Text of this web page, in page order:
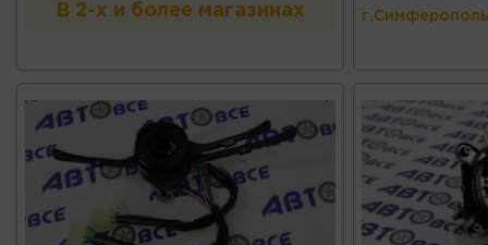
В 2-х и более магазинах